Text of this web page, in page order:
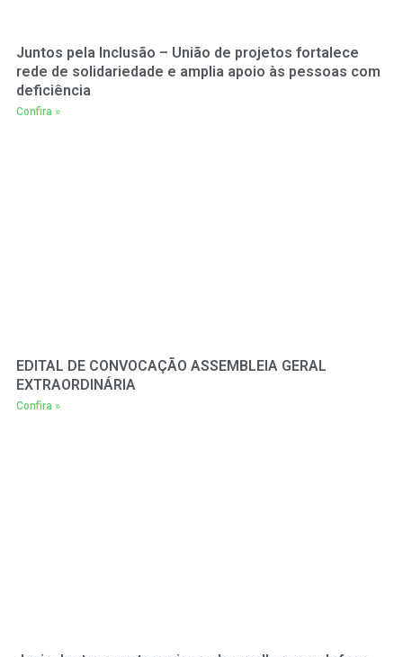
Juntos pela Inclusão – União de projetos fortalece
rede de solidariedade e amplia apoio às pessoas com
deficiência
Confira »
EDITAL DE CONVOCAÇÃO ASSEMBLEIA GERAL
EXTRAORDINÁRIA
Confira »